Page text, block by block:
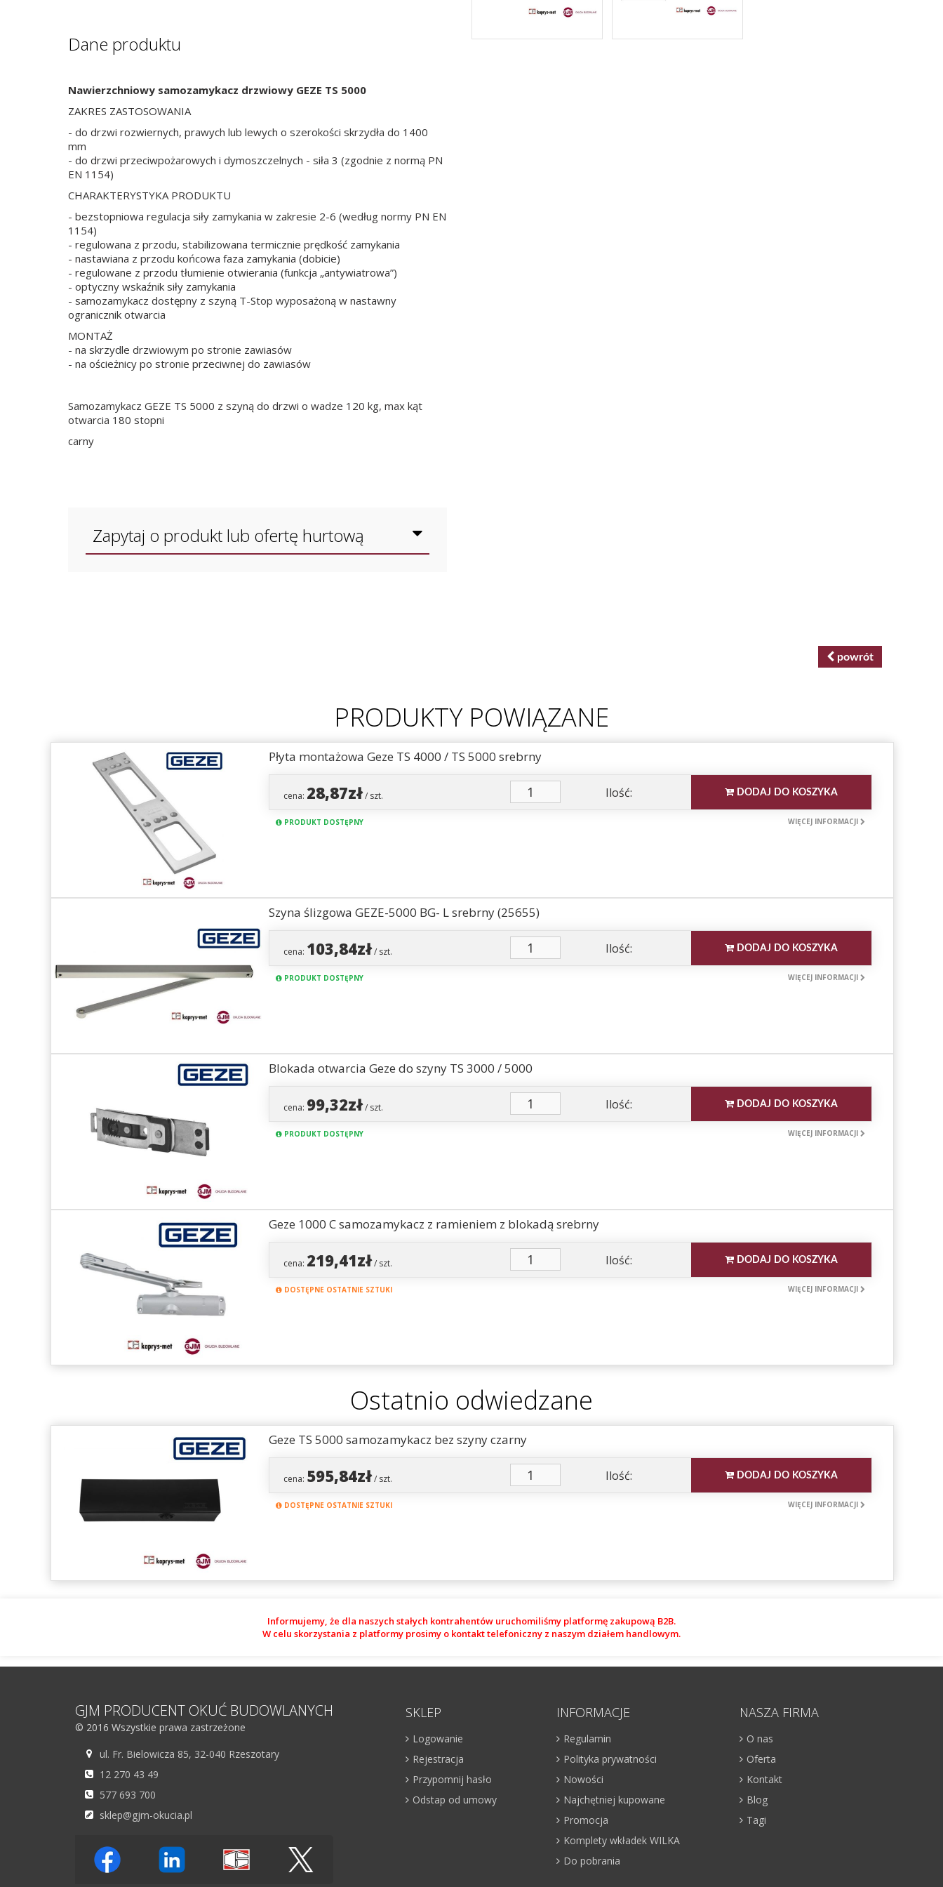
Dane produktu
Nawierzchniowy samozamykacz drzwiowy GEZE TS 5000
ZAKRES ZASTOSOWANIA
- do drzwi rozwiernych, prawych lub lewych o szerokości skrzydła do 1400
mm
- do drzwi przeciwpożarowych i dymoszczelnych - siła 3 (zgodnie z normą PN
EN 1154)
CHARAKTERYSTYKA PRODUKTU
- bezstopniowa regulacja siły zamykania w zakresie 2-6 (według normy PN EN
1154)
- regulowana z przodu, stabilizowana termicznie prędkość zamykania
- nastawiana z przodu końcowa faza zamykania (dobicie)
- regulowane z przodu tłumienie otwierania (funkcja „antywiatrowa”)
- optyczny wskaźnik siły zamykania
- samozamykacz dostępny z szyną T-Stop wyposażoną w nastawny
ogranicznik otwarcia
MONTAŻ
- na skrzydle drzwiowym po stronie zawiasów
- na ościeżnicy po stronie przeciwnej do zawiasów
Samozamykacz GEZE TS 5000 z szyną do drzwi o wadze 120 kg, max kąt
otwarcia 180 stopni
carny
Zapytaj o produkt lub ofertę hurtową
powrót
PRODUKTY POWIĄZANE
Płyta montażowa Geze TS 4000 / TS 5000 srebrny
cena: 28,87zł/ szt. Ilość: DODAJ DO KOSZYKA
PRODUKT DOSTĘPNY WIĘCEJ INFORMACJI
Szyna ślizgowa GEZE-5000 BG- L srebrny (25655)
cena: 103,84zł/ szt. Ilość: DODAJ DO KOSZYKA
PRODUKT DOSTĘPNY WIĘCEJ INFORMACJI
Blokada otwarcia Geze do szyny TS 3000 / 5000
cena: 99,32zł/ szt. Ilość: DODAJ DO KOSZYKA
PRODUKT DOSTĘPNY WIĘCEJ INFORMACJI
Geze 1000 C samozamykacz z ramieniem z blokadą srebrny
cena: 219,41zł/ szt. Ilość: DODAJ DO KOSZYKA
DOSTĘPNE OSTATNIE SZTUKI WIĘCEJ INFORMACJI
Ostatnio odwiedzane
Geze TS 5000 samozamykacz bez szyny czarny
cena: 595,84zł/ szt. Ilość: DODAJ DO KOSZYKA
DOSTĘPNE OSTATNIE SZTUKI WIĘCEJ INFORMACJI
Informujemy, że dla naszych stałych kontrahentów uruchomiliśmy platformę zakupową B2B.
W celu skorzystania z platformy prosimy o kontakt telefoniczny z naszym działem handlowym.
GJM PRODUCENT OKUĆ BUDOWLANYCH
© 2016 Wszystkie prawa zastrzeżone
ul. Fr. Bielowicza 85, 32-040 Rzeszotary
12 270 43 49
577 693 700
sklep@gjm-okucia.pl
SKLEP
Logowanie
Rejestracja
Przypomnij hasło
Odstap od umowy
INFORMACJE
Regulamin
Polityka prywatności
Nowości
Najchętniej kupowane
Promocja
Komplety wkładek WILKA
Do pobrania
NASZA FIRMA
O nas
Oferta
Kontakt
Blog
Tagi